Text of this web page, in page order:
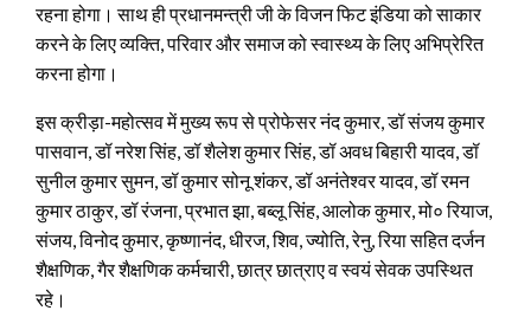
रहना होगा। साथ ही प्रधानमन्त्री जी के विजन फिट इंडिया को साकार
करने के लिए व्यक्ति, परिवार और समाज को स्वास्थ्य के लिए अभिप्रेरित
करना होगा।
इस क्रीड़ा-महोत्सव में मुख्य रूप से प्रोफेसर नंद कुमार, डॉ संजय कुमार
पासवान, डॉ नरेश सिंह, डॉ शैलेश कुमार सिंह, डॉ अवध बिहारी यादव, डॉ
सुनील कुमार सुमन, डॉ कुमार सोनू शंकर, डॉ अनंतेश्वर यादव, डॉ रमन
कुमार ठाकुर, डॉ रंजना, प्रभात झा, बब्लू सिंह, आलोक कुमार, मो० रियाज,
संजय, विनोद कुमार, कृष्णानंद, धीरज, शिव, ज्योति, रेनु, रिया सहित दर्जन
शैक्षणिक, गैर शैक्षणिक कर्मचारी, छात्र छात्राए व स्वयं सेवक उपस्थित
रहे।